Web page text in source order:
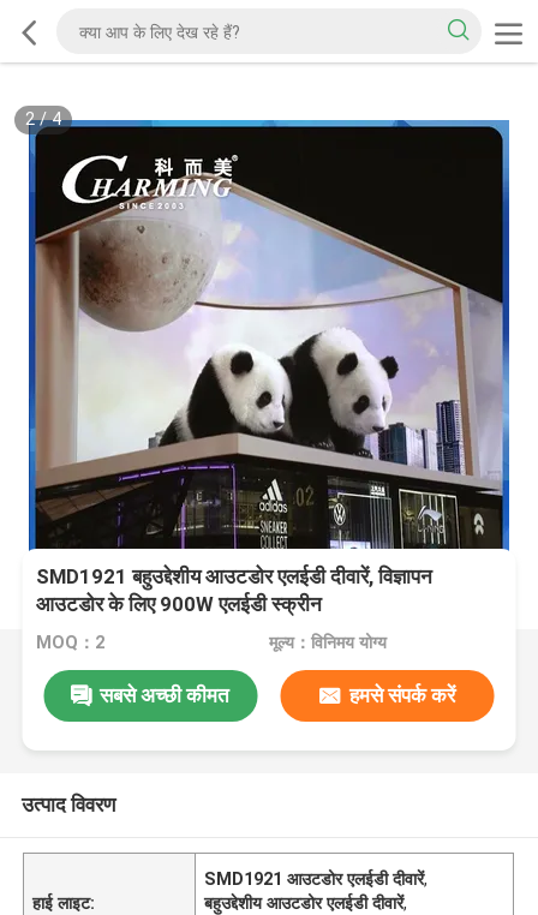
2/4
SMD1921 बहुउद्देशीय आउटडोर एलईडी दीवारें, विज्ञापन
आउटडोर के लिए 900W एलईडी स्क्रीन
MOQ：2 मूल्य：विनिमय योग्य
सबसे अच्छी कीमत हमसे संपर्क करें
उत्पाद विवरण
हाई लाइट:
SMD1921 आउटडोर एलईडी दीवारें,
बहुउद्देशीय आउटडोर एलईडी दीवारें,